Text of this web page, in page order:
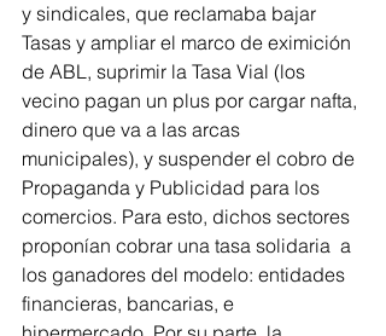
y sindicales, que reclamaba bajar
Tasas y ampliar el marco de eximición
de ABL, suprimir la Tasa Vial (los
vecino pagan un plus por cargar nafta,
dinero que va a las arcas
municipales), y suspender el cobro de
Propaganda y Publicidad para los
comercios. Para esto, dichos sectores
proponían cobrar una tasa solidaria  a
los ganadores del modelo: entidades
financieras, bancarias, e